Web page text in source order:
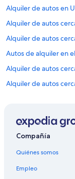
Alquiler de autos en
Alquiler de autos
Alquiler de autos
Autos de alquiler en
Alquiler de autos
Alquiler de autos
Compañía
Quiénes somos
Empleo